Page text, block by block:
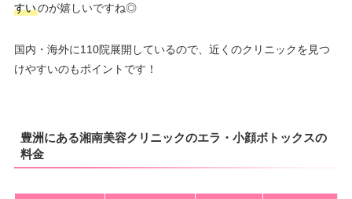
すいのが嬉しいですね◎
国内・海外に110院展開しているので、近くのクリニックを見つ
けやすいのもポイントです！
豊洲にある湘南美容クリニックのエラ・小顔ボトックスの
料金